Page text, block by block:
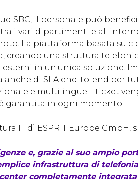
SBC, il personale può
i vari dipartimenti e
La piattaforma basata su
creando una struttura
in un'unica soluzione.
anche di SLA end-to-end per
e multilingue. I ticket
garantita in ogni momento.
IT di ESPRIT Europe GmbH,
e, grazie al suo ampio
infrastruttura di
completamente